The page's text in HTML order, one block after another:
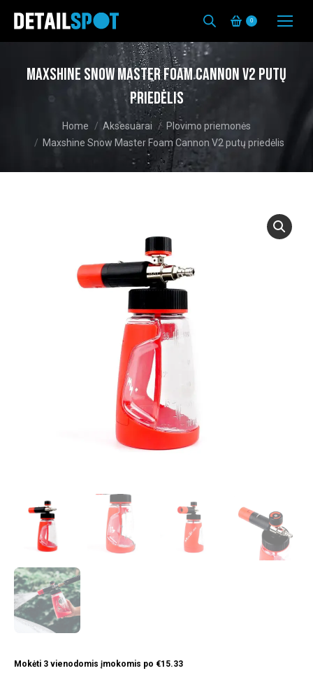
0
Maxshine Snow Master Foam Cannon V2 putų
priedėlis
You are here:Home Aksesuarai
Plovimo priemonės
Maxshine Snow Master Foam Cannon V2 putų priedėlis
Mokėti 3 vienodomis įmokomis po €15.33